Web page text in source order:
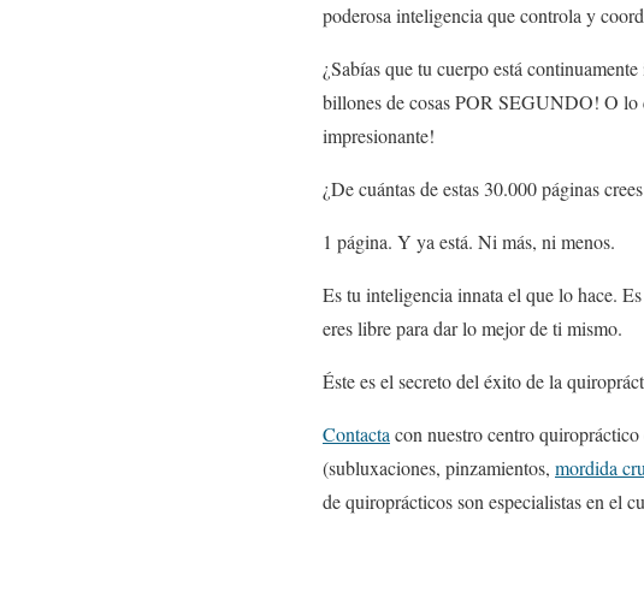
poderosa inteligencia que controla y
¿Sabías que tu cuerpo está
billones de cosas POR SEGUNDO! O lo
impresionante!
¿De cuántas de estas 30.000 páginas
1 página. Y ya está. Ni más, ni menos.
Es tu inteligencia innata el que lo hace.
eres libre para dar lo mejor de ti mismo.
Éste es el secreto del éxito de la
Contacta con nuestro centro
(subluxaciones, pinzamientos, mordida
de quiroprácticos son especialistas en el